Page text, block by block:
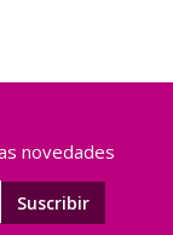
novedades